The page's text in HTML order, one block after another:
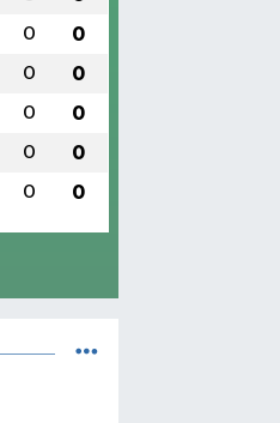
0 0
0 0
0 0
0 0
0 0